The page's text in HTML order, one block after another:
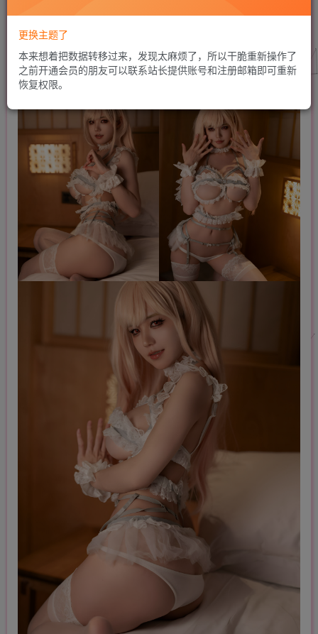
更换主题了
本来想着把数据转移过来，发现太麻烦了，所以干脆重新操作了
之前开通会员的朋友可以联系站长提供账号和注册邮箱即可重新
恢复权限。